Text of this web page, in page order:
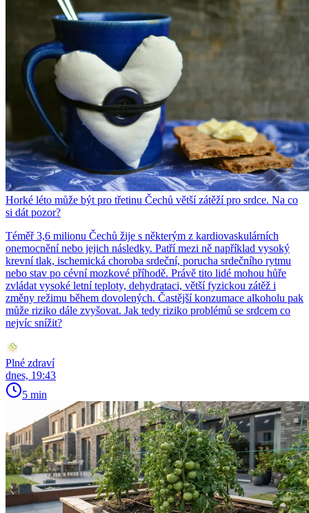
Horké léto může být pro třetinu Čechů větší zátěží pro srdce. Na co
si dát pozor?
Téměř 3,6 milionu Čechů žije s některým z kardiovaskulárních
onemocnění nebo jejich následky. Patří mezi ně například vysoký
krevní tlak, ischemická choroba srdeční, porucha srdečního rytmu
nebo stav po cévní mozkové příhodě. Právě tito lidé mohou hůře
zvládat vysoké letní teploty, dehydrataci, větší fyzickou zátěž i
změny režimu během dovolených. Častější konzumace alkoholu pak
může riziko dále zvyšovat. Jak tedy riziko problémů se srdcem co
nejvíc snížit?
Plné zdraví
dnes, 19:43
5 min